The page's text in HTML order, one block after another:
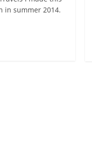
in summer 2014.